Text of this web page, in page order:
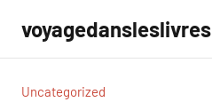
contenu
voyagedansleslivres
Uncategorized